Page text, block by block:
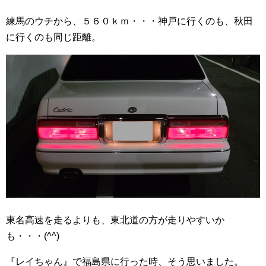
練馬のウチから、５６０ｋｍ・・・神戸に行くのも、秋田
に行くのも同じ距離。
東名高速を走るよりも、東北道の方が走りやすいか
も・・・(^^)
『レイちゃん』で福島県に行った時、そう思いました。